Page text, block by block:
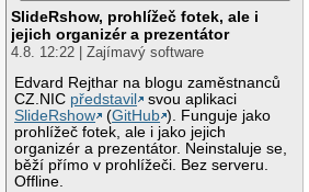
SlideRshow, prohlížeč fotek, ale i
jejich organizér a prezentátor
4.8. 12:22 | Zajímavý software
Edvard Rejthar na blogu zaměstnanců
CZ.NIC představil
svou aplikaci
SlideRshow
(GitHub ). Funguje jako
prohlížeč fotek, ale i jako jejich
organizér a prezentátor. Neinstaluje se,
běží přímo v prohlížeči. Bez serveru.
Offline.